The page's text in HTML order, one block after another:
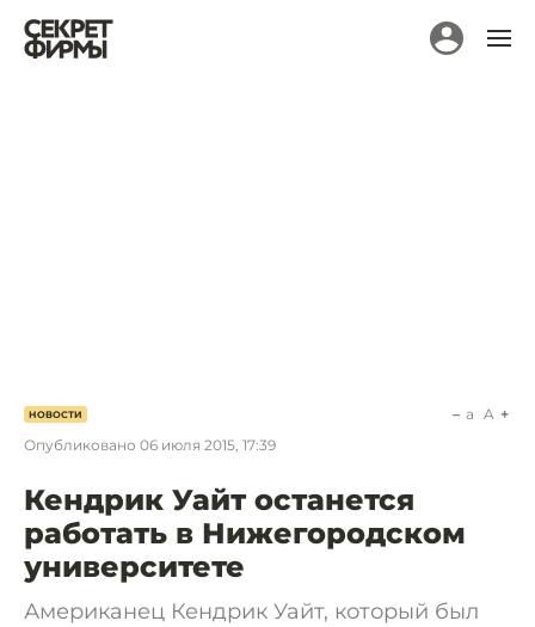
НОВОСТИ
Опубликовано 06 июля 2015, 17:39
a A
Кендрик Уайт останется
работать в Нижегородском
университете
Американец Кендрик Уайт, который был